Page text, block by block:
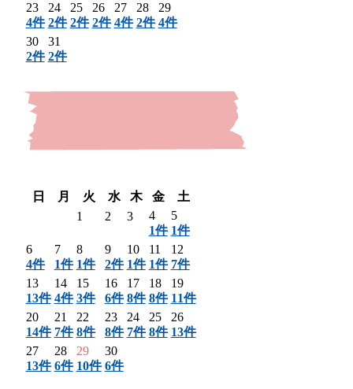
23
4件
24
2件
25
2件
26
2件
27
4件
28
2件
29
4件
30
2件
31
2件
日
月 火 水 木 金
土
1
2 3
4
1件
5
1件
6
4件
7
1件
8
1件
9
2件
10
1件
11
1件
12
7件
13
13件
14
4件
15
3件
16
6件
17
8件
18
8件
19
11件
20
14件
21
7件
22
8件
23
8件
24
7件
25
8件
26
13件
27
13件
28
6件
29
10件
30
6件